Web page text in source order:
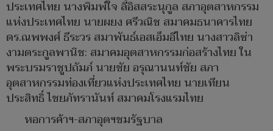
ประเทศไทย นางพิมพ์ใจ ลี้อิสสระนุกูล สภาอุตสาหกรรม
แห่งประเทศไทย นายผยง ศรีวณิช สมาคมธนาคารไทย
ดร.ณพพงศ์ ธีระวร สมาพันธ์เอสเอ็มอีไทย นางสาวลิซ่า
งามตระกูลพานิช: สมาคมอุตสาหกรรมก่อสร้างไทย ใน
พระบรมราชูปถัมภ์ นายชัย อรุณานนท์ชัย สภา
อุตสาหกรรมท่องเที่ยวแห่งประเทศไทย นายเทียน
ประสิทธิ์ ไชยภัทรานันท์ สมาคมโรงแรมไทย
หอการค้าฯ-สภาอุตฯชมรัฐบาล